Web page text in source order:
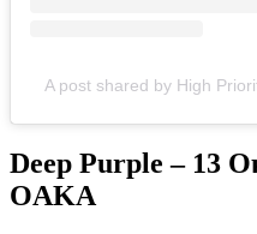
A post shared by High
Deep Purple – 13
OAKA